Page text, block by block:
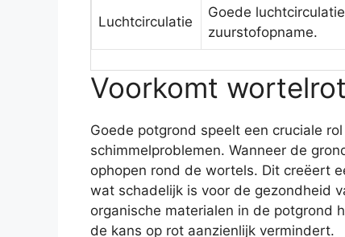
Luchtcirculatie
Goede
zuurstofopname.
Voorkomt
Goede potgrond speelt een cruciale
schimmelproblemen. Wanneer de
ophopen rond de wortels. Dit creëert
wat schadelijk is voor de gezondheid
organische materialen in de potgrond
de kans op rot aanzienlijk vermindert.